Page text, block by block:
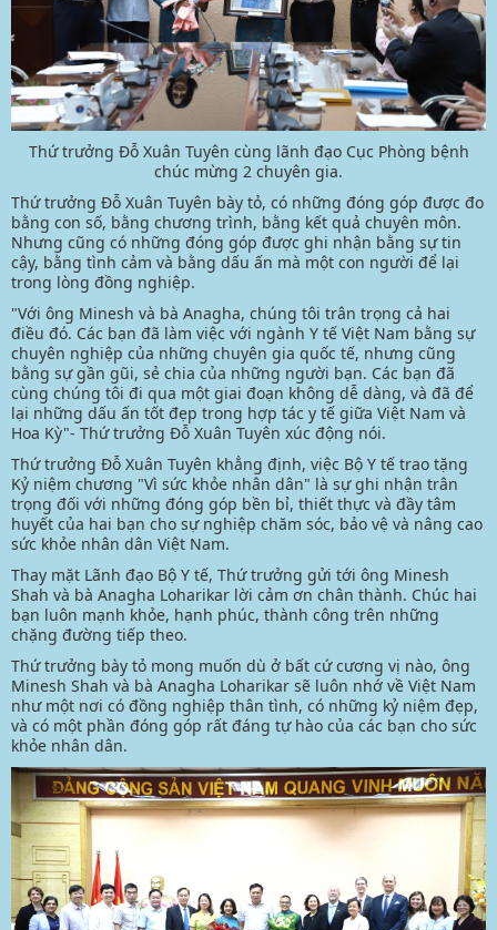
Thứ trưởng Đỗ Xuân Tuyên cùng lãnh đạo Cục Phòng bệnh
chúc mừng 2 chuyên gia.
Thứ trưởng Đỗ Xuân Tuyên bày tỏ, có những đóng góp được đo
bằng con số, bằng chương trình, bằng kết quả chuyên môn.
Nhưng cũng có những đóng góp được ghi nhận bằng sự tin
cậy, bằng tình cảm và bằng dấu ấn mà một con người để lại
trong lòng đồng nghiệp.
"Với ông Minesh và bà Anagha, chúng tôi trân trọng cả hai
điều đó. Các bạn đã làm việc với ngành Y tế Việt Nam bằng sự
chuyên nghiệp của những chuyên gia quốc tế, nhưng cũng
bằng sự gần gũi, sẻ chia của những người bạn. Các bạn đã
cùng chúng tôi đi qua một giai đoạn không dễ dàng, và đã để
lại những dấu ấn tốt đẹp trong hợp tác y tế giữa Việt Nam và
Hoa Kỳ"- Thứ trưởng Đỗ Xuân Tuyên xúc động nói.
Thứ trưởng Đỗ Xuân Tuyên khẳng định, việc Bộ Y tế trao tặng
Kỷ niệm chương "Vì sức khỏe nhân dân" là sự ghi nhận trân
trọng đối với những đóng góp bền bỉ, thiết thực và đầy tâm
huyết của hai bạn cho sự nghiệp chăm sóc, bảo vệ và nâng cao
sức khỏe nhân dân Việt Nam.
Thay mặt Lãnh đạo Bộ Y tế, Thứ trưởng gửi tới ông Minesh
Shah và bà Anagha Loharikar lời cảm ơn chân thành. Chúc hai
bạn luôn mạnh khỏe, hạnh phúc, thành công trên những
chặng đường tiếp theo.
Thứ trưởng bày tỏ mong muốn dù ở bất cứ cương vị nào, ông
Minesh Shah và bà Anagha Loharikar sẽ luôn nhớ về Việt Nam
như một nơi có đồng nghiệp thân tình, có những kỷ niệm đẹp,
và có một phần đóng góp rất đáng tự hào của các bạn cho sức
khỏe nhân dân.